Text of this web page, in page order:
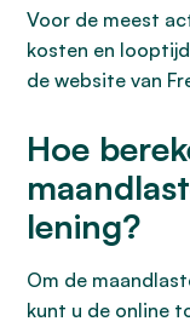
Voor de meest
kosten en
de website van
Hoe
lening?
Om de
kunt u de online